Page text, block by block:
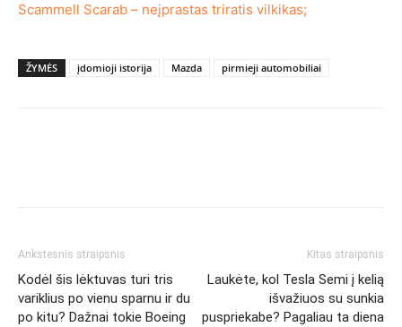
Scammell Scarab – neįprastas triratis vilkikas;
ŽYMĖS įdomioji istorija Mazda pirmieji automobiliai
Ankstesnis straipsnis
Kodėl šis lėktuvas turi tris
variklius po vienu sparnu ir du
po kitu? Dažnai tokie Boeing
Kitas straipsnis
Laukėte, kol Tesla Semi į kelią
išvažiuos su sunkia
puspriekabe? Pagaliau ta diena